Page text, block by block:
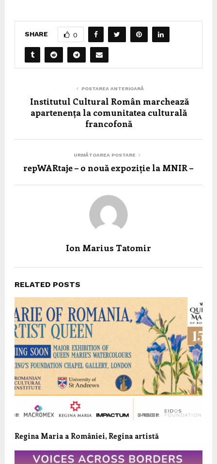
SHARE 0
POSTAREA ANTERIOARĂ
Institutul Cultural Român marchează
apartenența la comunitatea culturală
francofonă
URMĂTOAREA POSTARE
repWARtaje – o nouă expoziție la MNIR –
Ion Marius Tatomir
RELATED POSTS
Regina Maria a României, Regina artistă